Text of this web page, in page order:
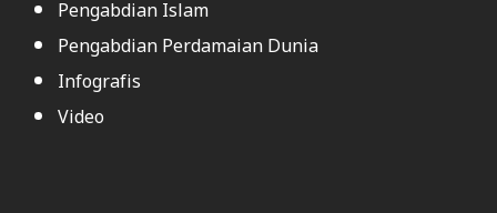
Pengabdian Islam
Pengabdian Perdamaian Dunia
Infografis
Video